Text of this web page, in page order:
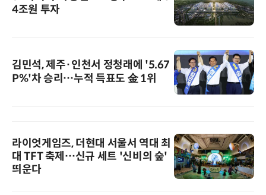
4조원 투자
김민석, 제주·인천서 정청래에 '5.67
P%'차 승리…누적 득표도 金 1위
라이엇게임즈, 더현대 서울서 역대 최
대 TFT 축제…신규 세트 '신비의 숲'
띄운다